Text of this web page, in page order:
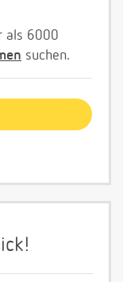
als 6000
suchen.